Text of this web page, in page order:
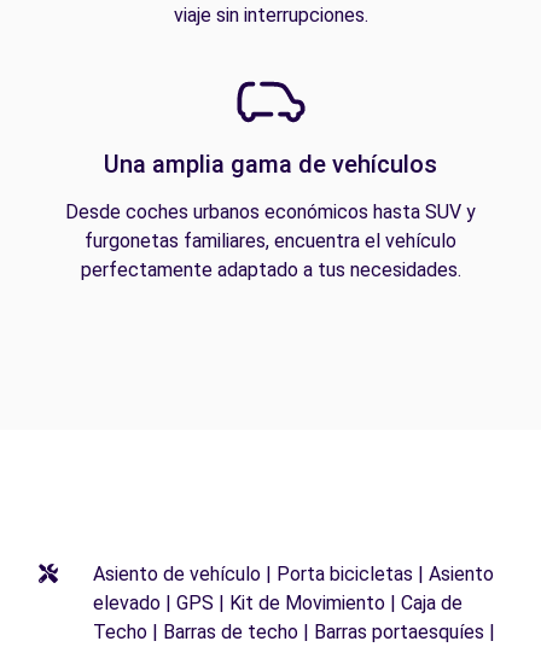
viaje sin interrupciones.
Una amplia gama de vehículos
Desde coches urbanos económicos hasta SUV y
furgonetas familiares, encuentra el vehículo
perfectamente adaptado a tus necesidades.
Asiento de vehículo | Porta bicicletas | Asiento
elevado | GPS | Kit de Movimiento | Caja de
Techo | Barras de techo | Barras portaesquíes |